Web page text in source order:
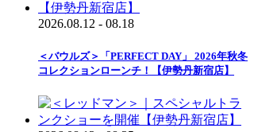
2026.08.12 - 08.18
＜バウルズ＞「PERFECT DAY」 2026年秋冬
コレクションローンチ！【伊勢丹新宿店】